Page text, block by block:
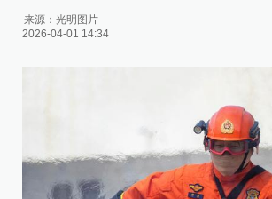
来源：光明图片
2026-04-01 14:34